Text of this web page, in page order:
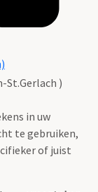
St.Gerlach )
in uw
te gebruiken,
of juist